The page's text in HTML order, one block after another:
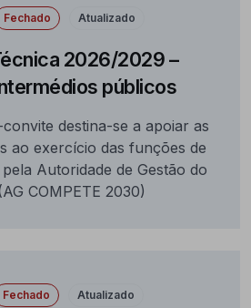
Fechado Atualizado
2026/2029 –
públicos
destina-se a apoiar as
ao exercício das funções de
Autoridade de Gestão do
COMPETE 2030)
Fechado Atualizado